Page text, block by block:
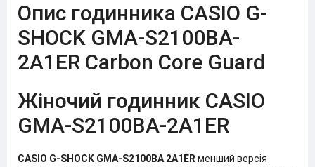
Опис годинника CASIO G-
SHOCK GMA-S2100BA-
2A1ER Carbon Core Guard
Жіночий годинник CASIO
GMA-S2100BA-2A1ER
CASIO G-SHOCK GMA-S2100BA 2A1ER менший версія